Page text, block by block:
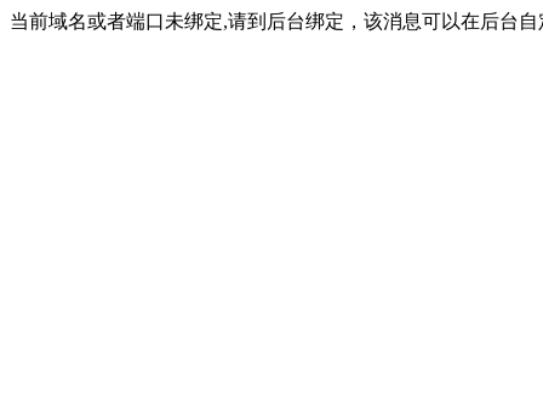
当前域名或者端口未绑定,请到后台绑定，该消息可以在后台自